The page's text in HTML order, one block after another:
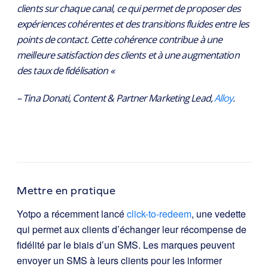
clients sur chaque canal, ce qui permet de proposer des
expériences cohérentes et des transitions fluides entre les
points de contact. Cette cohérence contribue à une
meilleure satisfaction des clients et à une augmentation
des taux de fidélisation «
– Tina Donati, Content & Partner Marketing Lead,Alloy.
Mettre en pratique
Yotpo a récemment lancéclick-to-redeem, une vedette
qui permet aux clients d’échanger leur récompense de
fidélité par le biais d’un SMS. Les marques peuvent
envoyer un SMS à leurs clients pour les informer